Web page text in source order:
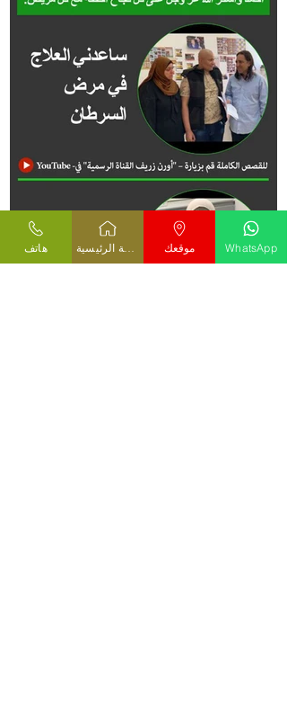
هاتف موقعك WhatsApp